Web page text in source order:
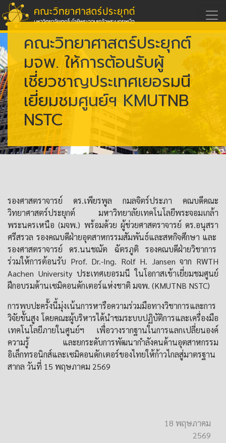
คณะวิทยาศาสตร์ประยุกต์
มจพ. ให้การต้อนรับผู้
เชี่ยวชาญประเทศเยอรมนี
เยี่ยมชมศูนย์ฯ KMUTNB
NSTC
รองศาสตราจารย์ ดร.เพียรพูล กมลจิตร์ประภา คณบดีคณะ
วิทยาศาสตร์ประยุกต์ มหาวิทยาลัยเทคโนโลยีพระจอมเกล้า
พระนครเหนือ (มจพ.) พร้อมด้วย ผู้ช่วยศาสตราจารย์ ดร.อนุสรา
ศรีสรวล รองคณบดีฝ่ายอุตสาหกรรมสัมพันธ์และสหกิจศึกษา และ
รองศาสตราจารย์ ดร.นนชณัต ฉัตรภูติ รองคณบดีฝ่ายวิชาการ
ร่วมให้การต้อนรับ Prof. Dr.-Ing. Rolf H. Jansen จาก RWTH
Aachen University ประเทศเยอรมนี ในโอกาสเข้าเยี่ยมชมศูนย์
ฝึกอบรมด้านเซมิคอนดักเตอร์แห่งชาติ มจพ. (KMUTNB NSTC)
การพบปะครั้งนี้มุ่งเน้นการหารือความร่วมมือทางวิชาการและการ
วิจัยขั้นสูง โดยคณะผู้บริหารได้นำชมระบบปฏิบัติการและเครื่องมือ
เทคโนโลยีภายในศูนย์ฯ เพื่อวางรากฐานในการแลกเปลี่ยนองค์
ความรู้ และยกระดับการพัฒนากำลังคนด้านอุตสาหกรรม
อิเล็กทรอนิกส์และเซมิคอนดักเตอร์ของไทยให้ก้าวไกลสู่มาตรฐาน
สากล วันที่ 15 พฤษภาคม 2569
18 พฤษภาคม
2569